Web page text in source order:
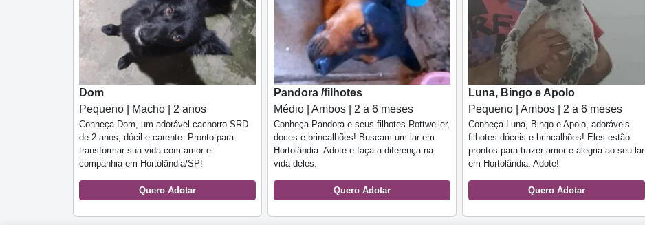
Dom
Pequeno | Macho | 2 anos
Conheça Dom, um adorável cachorro SRD
de 2 anos, dócil e carente. Pronto para
transformar sua vida com amor e
companhia em Hortolândia/SP!
Quero Adotar
Pandora /filhotes
Médio | Ambos | 2 a 6 meses
Conheça Pandora e seus filhotes Rottweiler,
doces e brincalhões! Buscam um lar em
Hortolândia. Adote e faça a diferença na
vida deles.
Quero Adotar
Luna, Bingo e Apolo
Pequeno | Ambos | 2 a 6 meses
Conheça Luna, Bingo e Apolo, adoráveis
filhotes dóceis e brincalhões! Eles estão
prontos para trazer amor e alegria ao seu lar
em Hortolândia. Adote!
Quero Adotar